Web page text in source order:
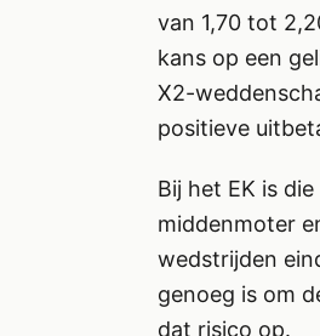
van 1,70 tot
kans op een
X2-
positieve
Bij het EK is
middenmoter
wedstrijden
genoeg is om
dat risico op.